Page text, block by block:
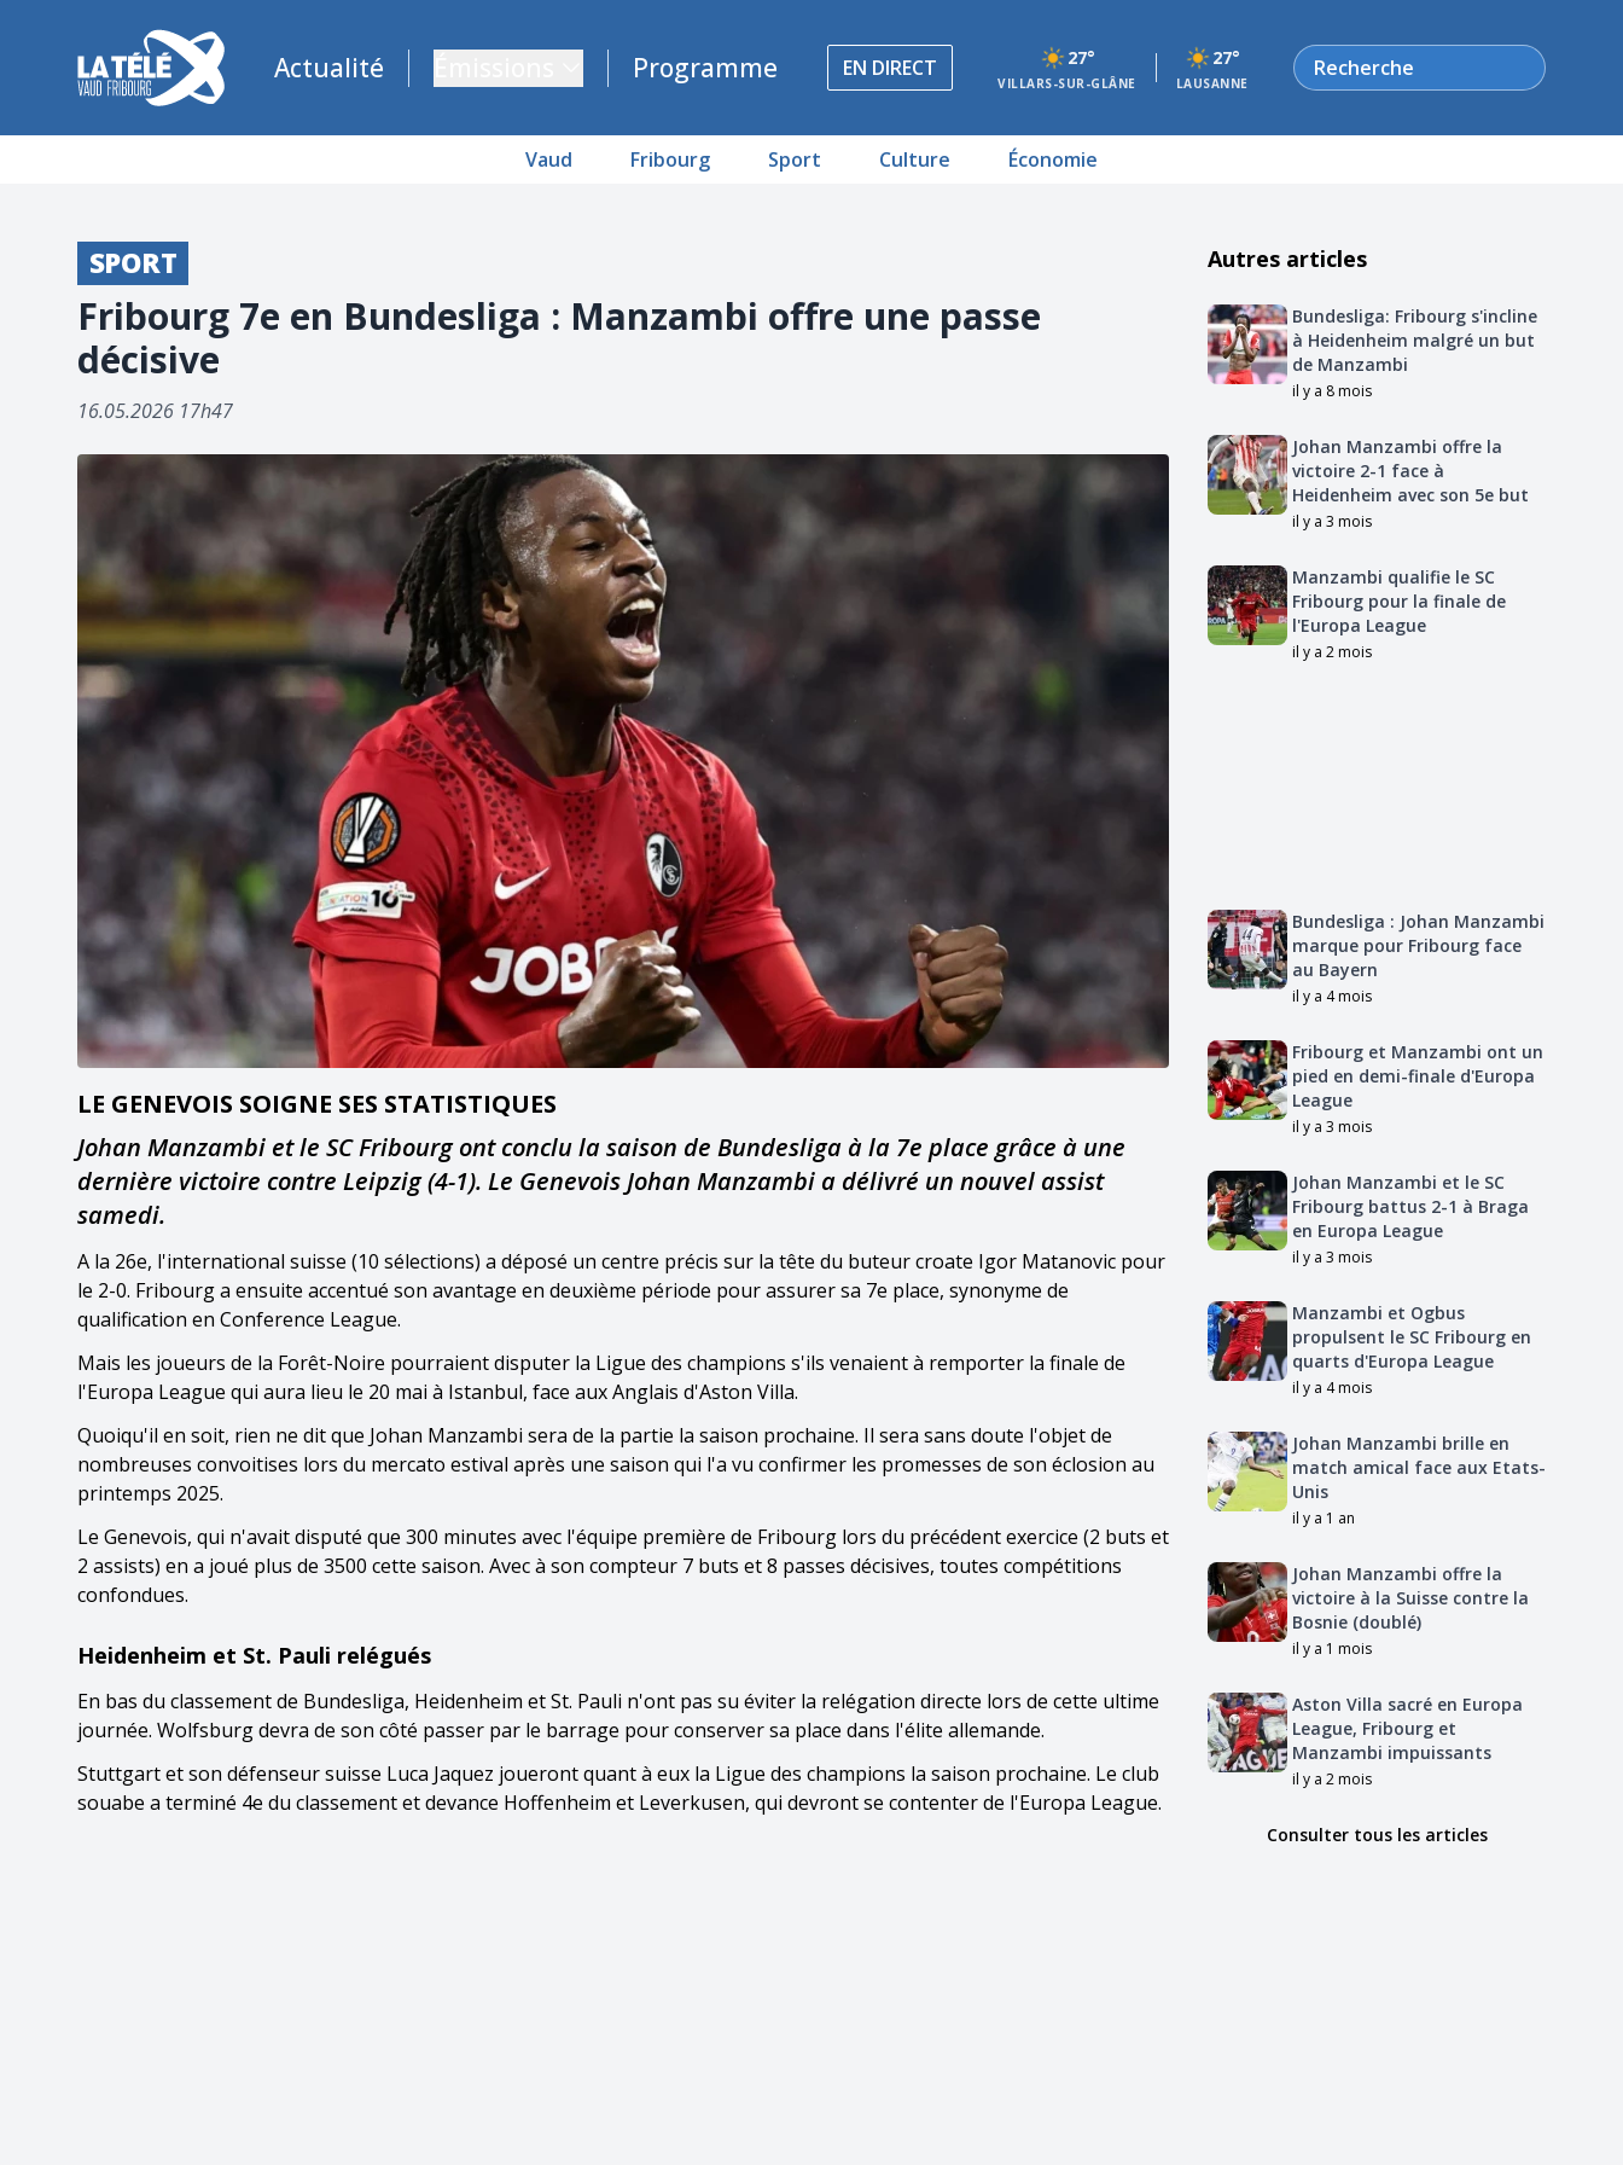
La Télé - Télévision régionale Vaud et Fribourg
Actualité Programme EN DIRECT 27°
VILLARS-SUR-GLÂNE
27°
LAUSANNE
Rechercher
Vaud Fribourg Sport Culture Économie
SPORT
Fribourg 7e en Bundesliga : Manzambi offre une passe
décisive
16.05.2026 17h47
LE GENEVOIS SOIGNE SES STATISTIQUES
Johan Manzambi et le SC Fribourg ont conclu la saison de Bundesliga à la 7e place grâce à une
dernière victoire contre Leipzig (4-1). Le Genevois Johan Manzambi a délivré un nouvel assist
samedi.
A la 26e, l'international suisse (10 sélections) a déposé un centre précis sur la tête du buteur croate Igor Matanovic pour
le 2-0. Fribourg a ensuite accentué son avantage en deuxième période pour assurer sa 7e place, synonyme de
qualification en Conference League.
Mais les joueurs de la Forêt-Noire pourraient disputer la Ligue des champions s'ils venaient à remporter la finale de
l'Europa League qui aura lieu le 20 mai à Istanbul, face aux Anglais d'Aston Villa.
Quoiqu'il en soit, rien ne dit que Johan Manzambi sera de la partie la saison prochaine. Il sera sans doute l'objet de
nombreuses convoitises lors du mercato estival après une saison qui l'a vu confirmer les promesses de son éclosion au
printemps 2025.
Le Genevois, qui n'avait disputé que 300 minutes avec l'équipe première de Fribourg lors du précédent exercice (2 buts et
2 assists) en a joué plus de 3500 cette saison. Avec à son compteur 7 buts et 8 passes décisives, toutes compétitions
confondues.
Heidenheim et St. Pauli relégués
En bas du classement de Bundesliga, Heidenheim et St. Pauli n'ont pas su éviter la relégation directe lors de cette ultime
journée. Wolfsburg devra de son côté passer par le barrage pour conserver sa place dans l'élite allemande.
Stuttgart et son défenseur suisse Luca Jaquez joueront quant à eux la Ligue des champions la saison prochaine. Le club
souabe a terminé 4e du classement et devance Hoffenheim et Leverkusen, qui devront se contenter de l'Europa League.
Autres articles
Bundesliga: Fribourg s'incline
à Heidenheim malgré un but
de Manzambi
il y a 8 mois
Johan Manzambi offre la
victoire 2-1 face à
Heidenheim avec son 5e but
il y a 3 mois
Manzambi qualifie le SC
Fribourg pour la finale de
l'Europa League
il y a 2 mois
Bundesliga : Johan Manzambi
marque pour Fribourg face
au Bayern
il y a 4 mois
Fribourg et Manzambi ont un
pied en demi-finale d'Europa
League
il y a 3 mois
Johan Manzambi et le SC
Fribourg battus 2-1 à Braga
en Europa League
il y a 3 mois
Manzambi et Ogbus
propulsent le SC Fribourg en
quarts d'Europa League
il y a 4 mois
Johan Manzambi brille en
match amical face aux Etats-
Unis
il y a 1 an
Johan Manzambi offre la
victoire à la Suisse contre la
Bosnie (doublé)
il y a 1 mois
Aston Villa sacré en Europa
League, Fribourg et
Manzambi impuissants
il y a 2 mois
Consulter tous les articles